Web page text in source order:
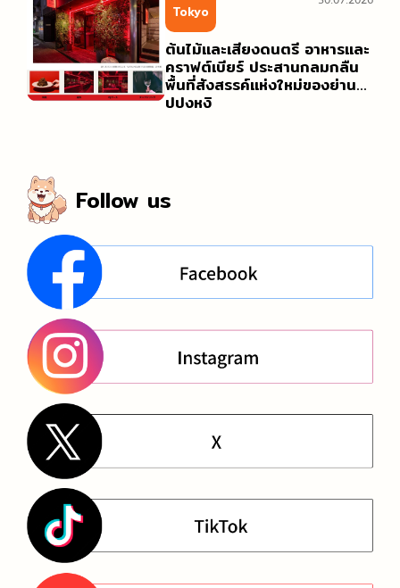
Tokyo
ต้นไม้และเสียงดนตรี อาหารและ
คราฟต์เบียร์ ประสานกลมกลืน
พื้นที่สังสรรค์แห่งใหม่ของย่านร
ปปงหงิ
Follow us